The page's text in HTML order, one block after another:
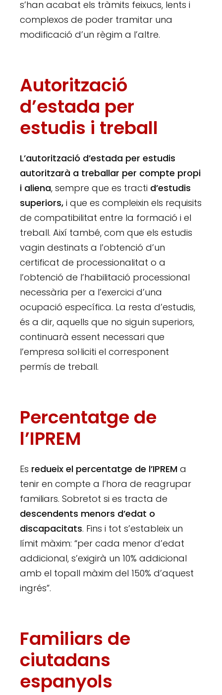
s’han acabat els tràmits feixucs, lents i
complexos de poder tramitar una
modificació d’un règim a l’altre.
Autorització
d’estada per
estudis i treball
L’autorització d’estada per estudis
autoritzarà a treballar per compte propi
i aliena, sempre que es tracti d’estudis
superiors, i que es compleixin els requisits
de compatibilitat entre la formació i el
treball. Així també, com que els estudis
vagin destinats a l’obtenció d’un
certificat de processionalitat o a
l’obtenció de l’habilitació processional
necessària per a l’exercici d’una
ocupació específica. La resta d’estudis,
és a dir, aquells que no siguin superiors,
continuarà essent necessari que
l’empresa sol·liciti el corresponent
permís de treball.
Percentatge de
l’IPREM
Es redueix el percentatge de l’IPREM a
tenir en compte a l’hora de reagrupar
familiars. Sobretot si es tracta de
descendents menors d’edat o
discapacitats. Fins i tot s’estableix un
límit màxim: “per cada menor d’edat
addicional, s’exigirà un 10% addicional
amb el topall màxim del 150% d’aquest
ingrés”.
Familiars de
ciutadans
espanyols